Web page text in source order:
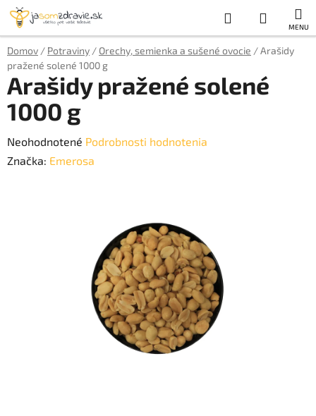
Prejsť
obsah
Hľadať
KOŠÍK
Domov / Potraviny / Orechy, semienka a sušené ovocie /Arašidy
pražené solené 1000 g
Arašidy pražené solené
1000 g
Priemerné
hodnotenie
Neohodnotené Podrobnosti hodnotenia
Značka: Emerosa